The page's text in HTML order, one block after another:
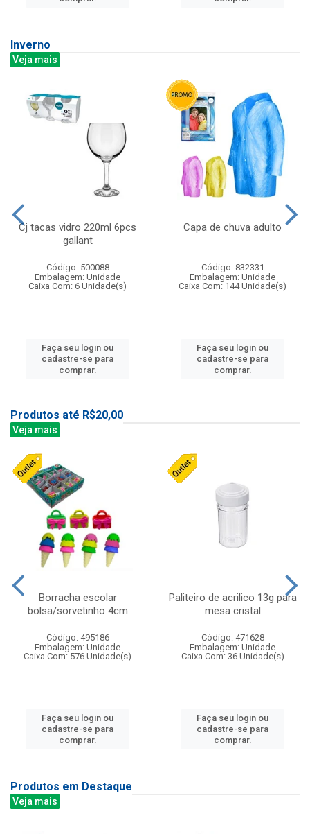
Inverno
Veja mais
Cj tacas vidro 220ml 6pcs
gallant
Código: 500088
Embalagem: Unidade
Caixa Com: 6 Unidade(s)
Faça seu login ou
cadastre-se para
comprar.
Capa de chuva adulto
Código: 832331
Embalagem: Unidade
Caixa Com: 144 Unidade(s)
Faça seu login ou
cadastre-se para
comprar.
Produtos até R$20,00
Veja mais
Borracha escolar
bolsa/sorvetinho 4cm
Código: 495186
Embalagem: Unidade
Caixa Com: 576 Unidade(s)
Faça seu login ou
cadastre-se para
comprar.
Paliteiro de acrilico 13g para
mesa cristal
Código: 471628
Embalagem: Unidade
Caixa Com: 36 Unidade(s)
Faça seu login ou
cadastre-se para
comprar.
Produtos em Destaque
Veja mais